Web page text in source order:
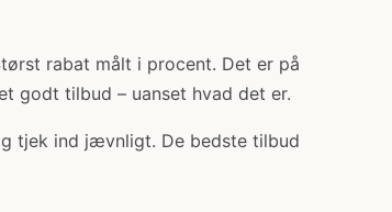
rabat målt i procent. Det er på
godt tilbud – uanset hvad det er.
tjek ind jævnligt. De bedste tilbud